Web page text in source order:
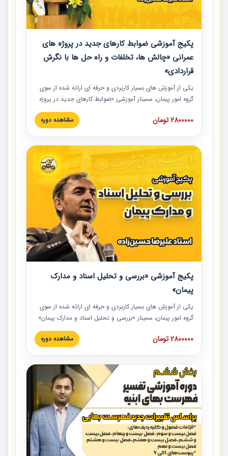
پکیج آموزشی ضوابط کارهای جدید در پروژه های
عمرانی «چالش ها، تخلفات و راه حل ها با نگرش
قراردادی»
یکی از آموزش‏‏‏‏‏‏ های بسیار کاربردی و حرفه‏ ای ارائه شده از سوی
گروه امور پیمان، سمینار آموزشی «ضوابط کارهای جدید در پروژه
های عمرانی» چالش ها، تخلفات و راه حل ها با نگرش قراردادی
است که در محل سندیکای شرکت های ساختمانی کشور ارائه شد.
مدارک پیمان به همراه تجربیات عملی ارائه شده است.
2800000 تومان مشاهده دوره
پکیج آموزشی «بررسی و تحلیل اسناد و مدارک
پیمان»
یکی از آموزش‏‏‏‏‏‏ های بسیار کاربردی و حرفه‏ ای ارائه شده از سوی
گروه امور پیمان، سمینار «بررسی و تحلیل اسناد و مدارک پیمان»
است که در دانشگاه صنعتی شریف ارائه شد. در این آموزش
نکات کلیدی مربوط به اسناد و مدارک پیمان، اولویت بندی اسناد
پیمان به همراه تجربیات عملی در این خصوص ارائه شده است.
2800000 تومان مشاهده دوره